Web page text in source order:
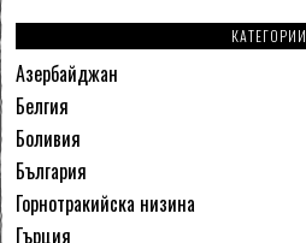
КАТЕГОРИИ
Азербайджан
Белгия
Боливия
България
Горнотракийска низина
Гърция